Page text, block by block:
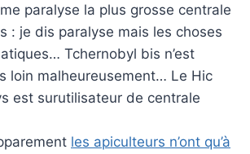
paralyse la plus grosse centrale
: je dis paralyse mais les choses
Tchernobyl bis n’est
loin malheureusement… Le Hic
est surutilisateur de centrale
les apiculteurs n’ont qu’à